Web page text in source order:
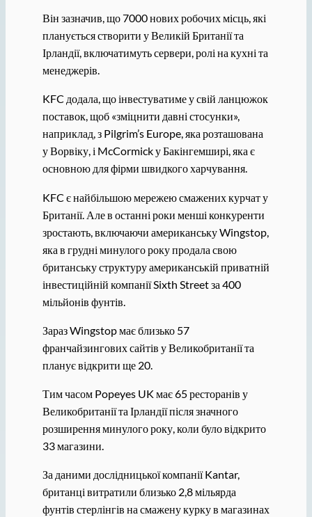
Він зазначив, що 7000 нових робочих місць, які
планується створити у Великій Британії та
Ірландії, включатимуть сервери, ролі на кухні та
менеджерів.
KFC додала, що інвестуватиме у свій ланцюжок
поставок, щоб «зміцнити давні стосунки»,
наприклад, з Pilgrim’s Europe, яка розташована
у Ворвіку, і McCormick у Бакінгемширі, яка є
основною для фірми швидкого харчування.
KFC є найбільшою мережею смажених курчат у
Британії. Але в останні роки менші конкуренти
зростають, включаючи американську Wingstop,
яка в грудні минулого року продала свою
британську структуру американській приватній
інвестиційній компанії Sixth Street за 400
мільйонів фунтів.
Зараз Wingstop має близько 57
франчайзингових сайтів у Великобританії та
планує відкрити ще 20.
Тим часом Popeyes UK має 65 ресторанів у
Великобританії та Ірландії після значного
розширення минулого року, коли було відкрито
33 магазини.
За даними дослідницької компанії Kantar,
британці витратили близько 2,8 мільярда
фунтів стерлінгів на смажену курку в магазинах